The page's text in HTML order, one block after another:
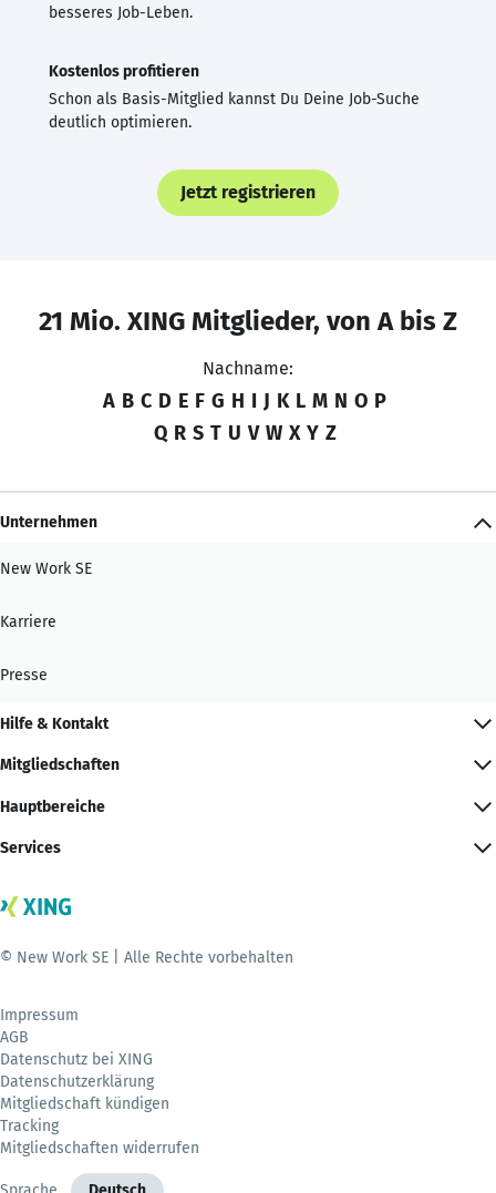
besseres Job-Leben.
Kostenlos profitieren
Schon als Basis-Mitglied kannst Du Deine Job-Suche
deutlich optimieren.
Jetzt registrieren
21 Mio. XING Mitglieder, von A bis Z
Nachname:
A B C D E F G H I J K L M N O P
Q R S T U V W X Y Z
Unternehmen
New Work SE
Karriere
Presse
Hilfe & Kontakt
Mitgliedschaften
Hauptbereiche
Services
© New Work SE | Alle Rechte vorbehalten
Impressum
AGB
Datenschutz bei XING
Datenschutzerklärung
Mitgliedschaft kündigen
Tracking
Mitgliedschaften widerrufen